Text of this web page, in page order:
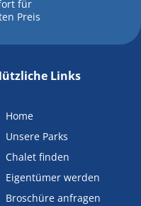
für
Preis
Links
Home
Unsere Parks
Chalet finden
Eigentümer werden
Broschüre anfragen